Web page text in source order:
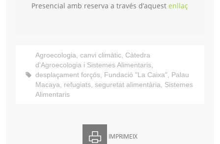
Presencial amb reserva a través d’aquest enllaç
Agroecologia, canvi climàtic, Càtedra
d'Agroecologia i Sistemes Alimentaris,
desplaçament forçós, Fundació "La Caixa", Palau
Macaya, refugiats, seguretat alimentària, Sistemes
Alimentaris
IMPRIMEIX